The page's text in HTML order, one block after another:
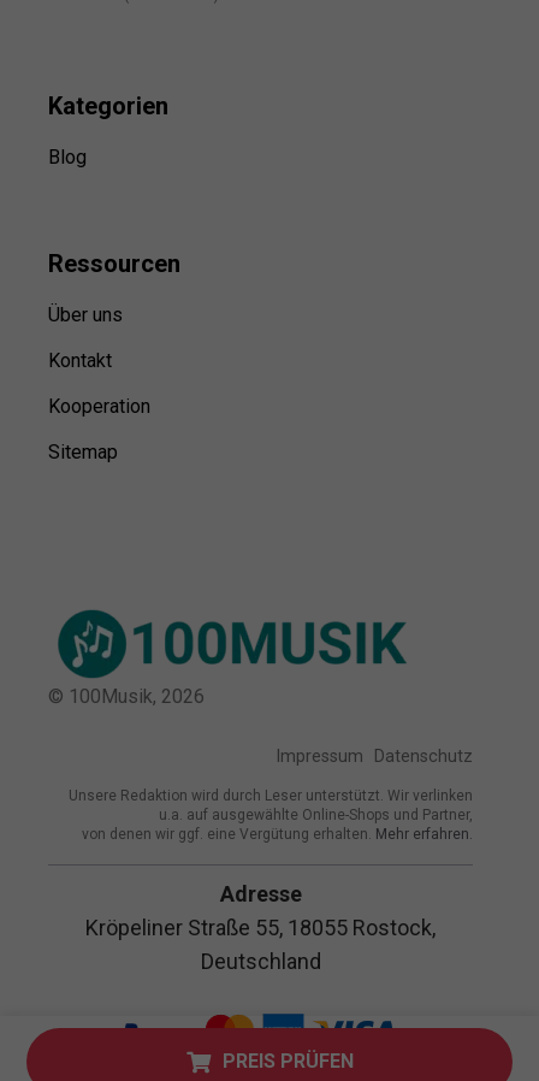
PREIS PRÜFEN
Kategorien
Blog
Ressourcen
Über uns
Kontakt
Kooperation
Sitemap
© 100Musik, 2026
Impressum Datenschutz
Unsere Redaktion wird durch Leser unterstützt. Wir verlinken
u.a. auf ausgewählte Online-Shops und Partner,
von denen wir ggf. eine Vergütung erhalten. Mehr erfahren.
Adresse
Kröpeliner Straße 55, 18055 Rostock,
Deutschland